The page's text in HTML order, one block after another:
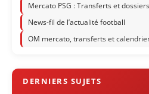
Mercato PSG : Transferts et
News-fil de l’actualité football
OM mercato, transferts et